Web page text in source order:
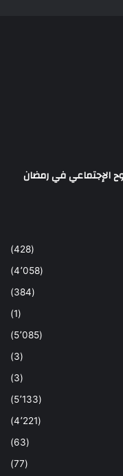
(428)
(4٬058)
(384)
(1)
(5٬085)
(3)
(3)
(5٬133)
(4٬221)
(63)
(77)